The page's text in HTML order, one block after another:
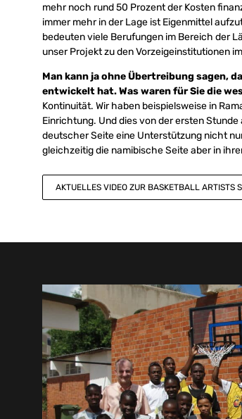
mehr noch rund 50 Prozent der Kosten
immer mehr in der Lage ist Eigenmittel
bedeuten viele Berufungen im Bereich der
unser Projekt zu den Vorzeigeinstitutionen
Man kann ja ohne Übertreibung sagen,
entwickelt hat. Was waren für Sie die
Kontinuität. Wir haben beispielsweise in
Einrichtung. Und dies von der ersten
deutscher Seite eine Unterstützung nicht
gleichzeitig die namibische Seite aber in
AKTUELLES VIDEO ZUR BASKETBALL ARTISTS